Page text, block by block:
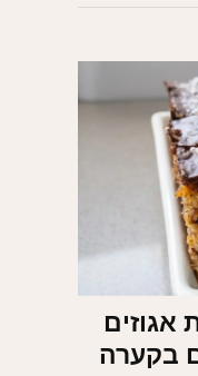
אגוזים
בקערה